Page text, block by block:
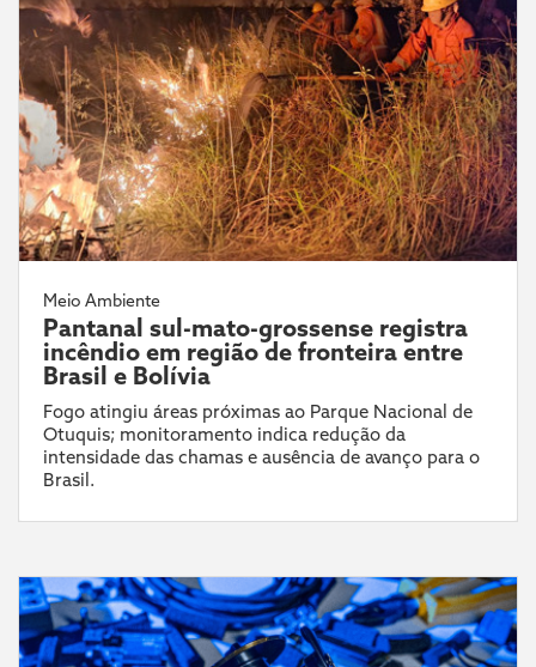
Meio Ambiente
Pantanal sul-mato-grossense registra
incêndio em região de fronteira entre
Brasil e Bolívia
Fogo atingiu áreas próximas ao Parque Nacional de
Otuquis; monitoramento indica redução da
intensidade das chamas e ausência de avanço para o
Brasil.